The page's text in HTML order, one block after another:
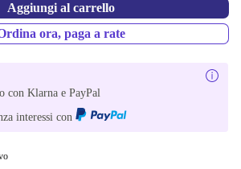
Aggiungi al carrello
ora, paga a rate
con Klarna e PayPal
interessi con